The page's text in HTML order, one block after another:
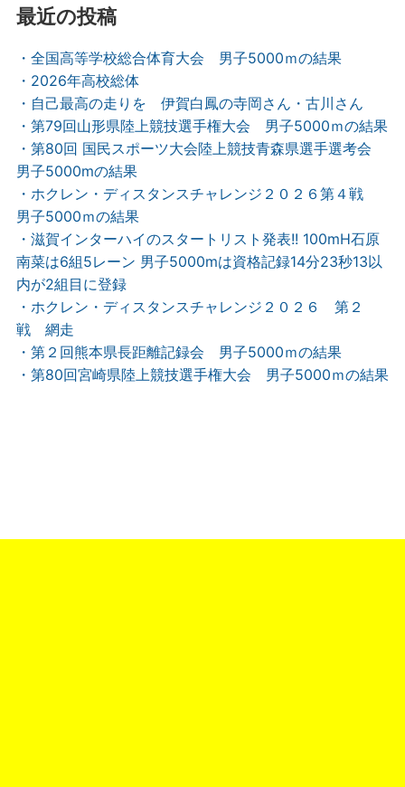
最近の投稿
・全国高等学校総合体育大会 男子5000ｍの結果
・2026年高校総体
・自己最高の走りを 伊賀白鳳の寺岡さん・古川さん
・第79回山形県陸上競技選手権大会 男子5000ｍの結果
・第80回 国民スポーツ大会陸上競技青森県選手選考会
男子5000mの結果
・ホクレン・ディスタンスチャレンジ２０２６第４戦
男子5000ｍの結果
・滋賀インターハイのスタートリスト発表!! 100mH石原
南菜は6組5レーン 男子5000mは資格記録14分23秒13以
内が2組目に登録
・ホクレン・ディスタンスチャレンジ２０２６ 第２
戦 網走
・第２回熊本県長距離記録会 男子5000ｍの結果
・第80回宮崎県陸上競技選手権大会 男子5000ｍの結果